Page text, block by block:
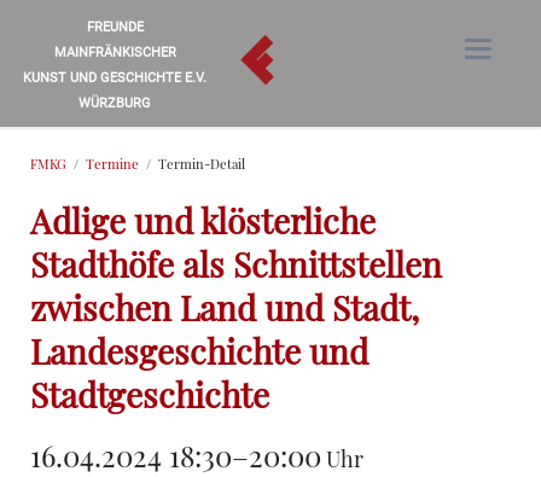
FREUNDE
MAINFRÄNKISCHER
KUNST UND GESCHICHTE E.V.
WÜRZBURG
FMKG Termine Termin-Detail
Adlige und klösterliche
Stadthöfe als Schnittstellen
zwischen Land und Stadt,
Landesgeschichte und
Stadtgeschichte
16.04.2024 18:30–20:00 Uhr